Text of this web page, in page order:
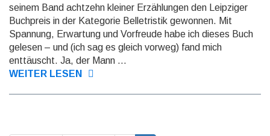
seinem Band achtzehn kleiner Erzählungen den Leipziger
Buchpreis in der Kategorie Belletristik gewonnen. Mit
Spannung, Erwartung und Vorfreude habe ich dieses Buch
gelesen – und (ich sag es gleich vorweg) fand mich
enttäuscht. Ja, der Mann ...
WEITER LESEN